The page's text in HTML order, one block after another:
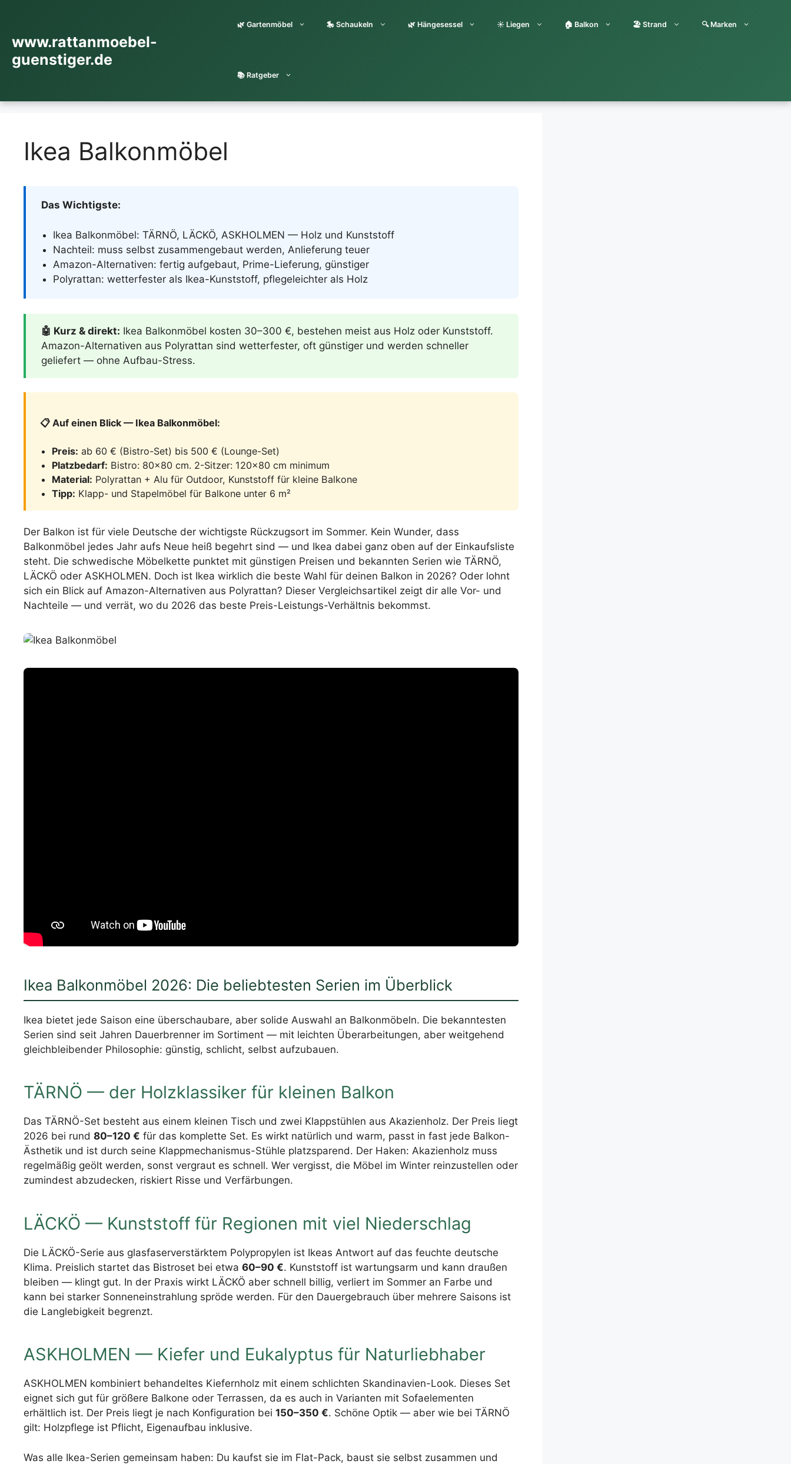
springen
www.rattanmoebel-
guenstiger.de
🌿 Gartenmöbel 🎠 Schaukeln 🌿 Hängesessel ☀️ Liegen 🏠 Balkon 🏖️ Strand 🔍 Marken
📚 Ratgeber
Ikea Balkonmöbel
Das Wichtigste:
Ikea Balkonmöbel: TÄRNÖ, LÄCKÖ, ASKHOLMEN — Holz und Kunststoff
Nachteil: muss selbst zusammengebaut werden, Anlieferung teuer
Amazon-Alternativen: fertig aufgebaut, Prime-Lieferung, günstiger
Polyrattan: wetterfester als Ikea-Kunststoff, pflegeleichter als Holz
🤖 Kurz & direkt: Ikea Balkonmöbel kosten 30–300 €, bestehen meist aus Holz oder Kunststoff.
Amazon-Alternativen aus Polyrattan sind wetterfester, oft günstiger und werden schneller
geliefert — ohne Aufbau-Stress.
📋 Auf einen Blick — Ikea Balkonmöbel:
Preis: ab 60 € (Bistro-Set) bis 500 € (Lounge-Set)
Platzbedarf: Bistro: 80×80 cm. 2-Sitzer: 120×80 cm minimum
Material: Polyrattan + Alu für Outdoor, Kunststoff für kleine Balkone
Tipp: Klapp- und Stapelmöbel für Balkone unter 6 m²
Der Balkon ist für viele Deutsche der wichtigste Rückzugsort im Sommer. Kein Wunder, dass
Balkonmöbel jedes Jahr aufs Neue heiß begehrt sind — und Ikea dabei ganz oben auf der Einkaufsliste
steht. Die schwedische Möbelkette punktet mit günstigen Preisen und bekannten Serien wie TÄRNÖ,
LÄCKÖ oder ASKHOLMEN. Doch ist Ikea wirklich die beste Wahl für deinen Balkon in 2026? Oder lohnt
sich ein Blick auf Amazon-Alternativen aus Polyrattan? Dieser Vergleichsartikel zeigt dir alle Vor- und
Nachteile — und verrät, wo du 2026 das beste Preis-Leistungs-Verhältnis bekommst.
Ikea Balkonmöbel 2026: Die beliebtesten Serien im Überblick
Ikea bietet jede Saison eine überschaubare, aber solide Auswahl an Balkonmöbeln. Die bekanntesten
Serien sind seit Jahren Dauerbrenner im Sortiment — mit leichten Überarbeitungen, aber weitgehend
gleichbleibender Philosophie: günstig, schlicht, selbst aufzubauen.
TÄRNÖ — der Holzklassiker für kleinen Balkon
Das TÄRNÖ-Set besteht aus einem kleinen Tisch und zwei Klappstühlen aus Akazienholz. Der Preis liegt
2026 bei rund 80–120 € für das komplette Set. Es wirkt natürlich und warm, passt in fast jede Balkon-
Ästhetik und ist durch seine Klappmechanismus-Stühle platzsparend. Der Haken: Akazienholz muss
regelmäßig geölt werden, sonst vergraut es schnell. Wer vergisst, die Möbel im Winter reinzustellen oder
zumindest abzudecken, riskiert Risse und Verfärbungen.
LÄCKÖ — Kunststoff für Regionen mit viel Niederschlag
Die LÄCKÖ-Serie aus glasfaserverstärktem Polypropylen ist Ikeas Antwort auf das feuchte deutsche
Klima. Preislich startet das Bistroset bei etwa 60–90 €. Kunststoff ist wartungsarm und kann draußen
bleiben — klingt gut. In der Praxis wirkt LÄCKÖ aber schnell billig, verliert im Sommer an Farbe und
kann bei starker Sonneneinstrahlung spröde werden. Für den Dauergebrauch über mehrere Saisons ist
die Langlebigkeit begrenzt.
ASKHOLMEN — Kiefer und Eukalyptus für Naturliebhaber
ASKHOLMEN kombiniert behandeltes Kiefernholz mit einem schlichten Skandinavien-Look. Dieses Set
eignet sich gut für größere Balkone oder Terrassen, da es auch in Varianten mit Sofaelementen
erhältlich ist. Der Preis liegt je nach Konfiguration bei 150–350 €. Schöne Optik — aber wie bei TÄRNÖ
gilt: Holzpflege ist Pflicht, Eigenaufbau inklusive.
Was alle Ikea-Serien gemeinsam haben: Du kaufst sie im Flat-Pack, baust sie selbst zusammen und